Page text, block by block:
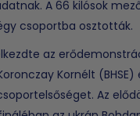
A 66 kilósok
csoportba osztották.
az
Kornélt
Az